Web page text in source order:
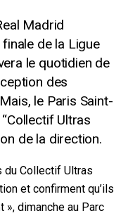
Madrid
de la Ligue
le quotidien de
des
le Paris Saint-
Ultras
de la direction.
du Collectif Ultras
et confirment qu’ils
», dimanche au Parc